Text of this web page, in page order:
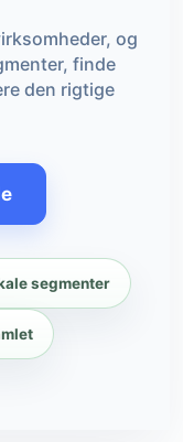
og
finde
den rigtige
segmenter